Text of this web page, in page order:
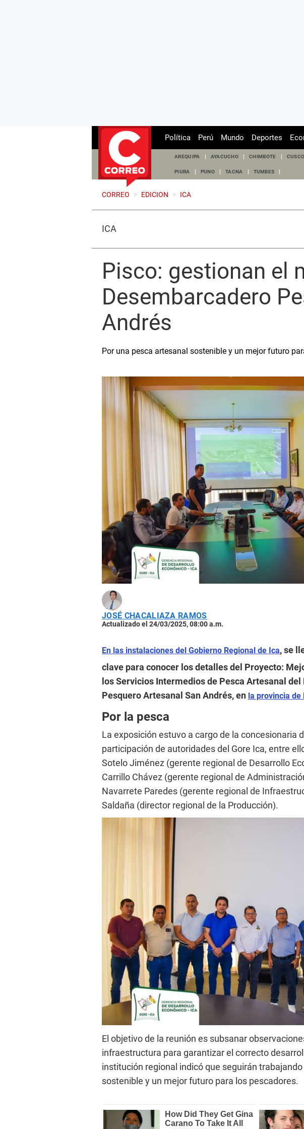
Política Perú Mundo Deportes
AREQUIPA AYACUCHO CHIMBOTE CUSCO
PIURA PUNO TACNA TUMBES
CORREO > EDICION > ICA
ICA
Pisco: gestionan el
Desembarcadero
Andrés
Por una pesca artesanal sostenible y un mejor futuro
JOSÉ CHACALIAZA RAMOS
Actualizado el 24/03/2025, 08:00 a.m.
En las instalaciones del Gobierno Regional de Ica, se
clave para conocer los detalles del Proyecto:
los Servicios Intermedios de Pesca Artesanal
Pesquero Artesanal San Andrés, en la provincia de
Por la pesca
La exposición estuvo a cargo de la concesionaria
participación de autoridades del Gore Ica, entre
Sotelo Jiménez (gerente regional de Desarrollo
Carrillo Chávez (gerente regional de
Navarrete Paredes (gerente regional de
Saldaña (director regional de la Producción).
El objetivo de la reunión es subsanar
infraestructura para garantizar el correcto
institución regional indicó que seguirán
sostenible y un mejor futuro para los pescadores.